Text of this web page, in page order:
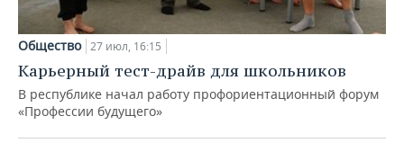
Общество 27 июл, 16:15
Карьерный тест-драйв для школьников
В республике начал работу профориентационный форум
«Профессии будущего»